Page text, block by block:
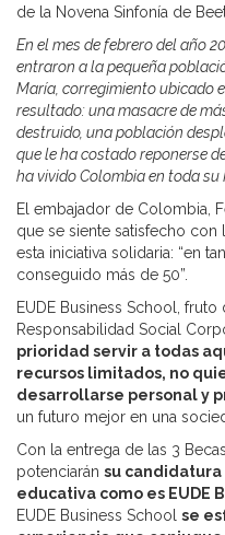
de la Novena Sinfonía de
En el mes de febrero del año
entraron a la pequeña
María, corregimiento ubicado
resultado: una masacre de
destruido, una población
que le ha costado reponerse
ha vivido Colombia en toda su
El embajador de Colombia,
que se siente satisfecho con
esta iniciativa solidaria: “en
conseguido más de 50”.
EUDE Business School,
Responsabilidad Social
prioridad servir a todas
recursos limitados, no
desarrollarse personal y
un futuro mejor en una
Con la entrega de las 3
potenciarán su
educativa como es EUDE
EUDE Business School se